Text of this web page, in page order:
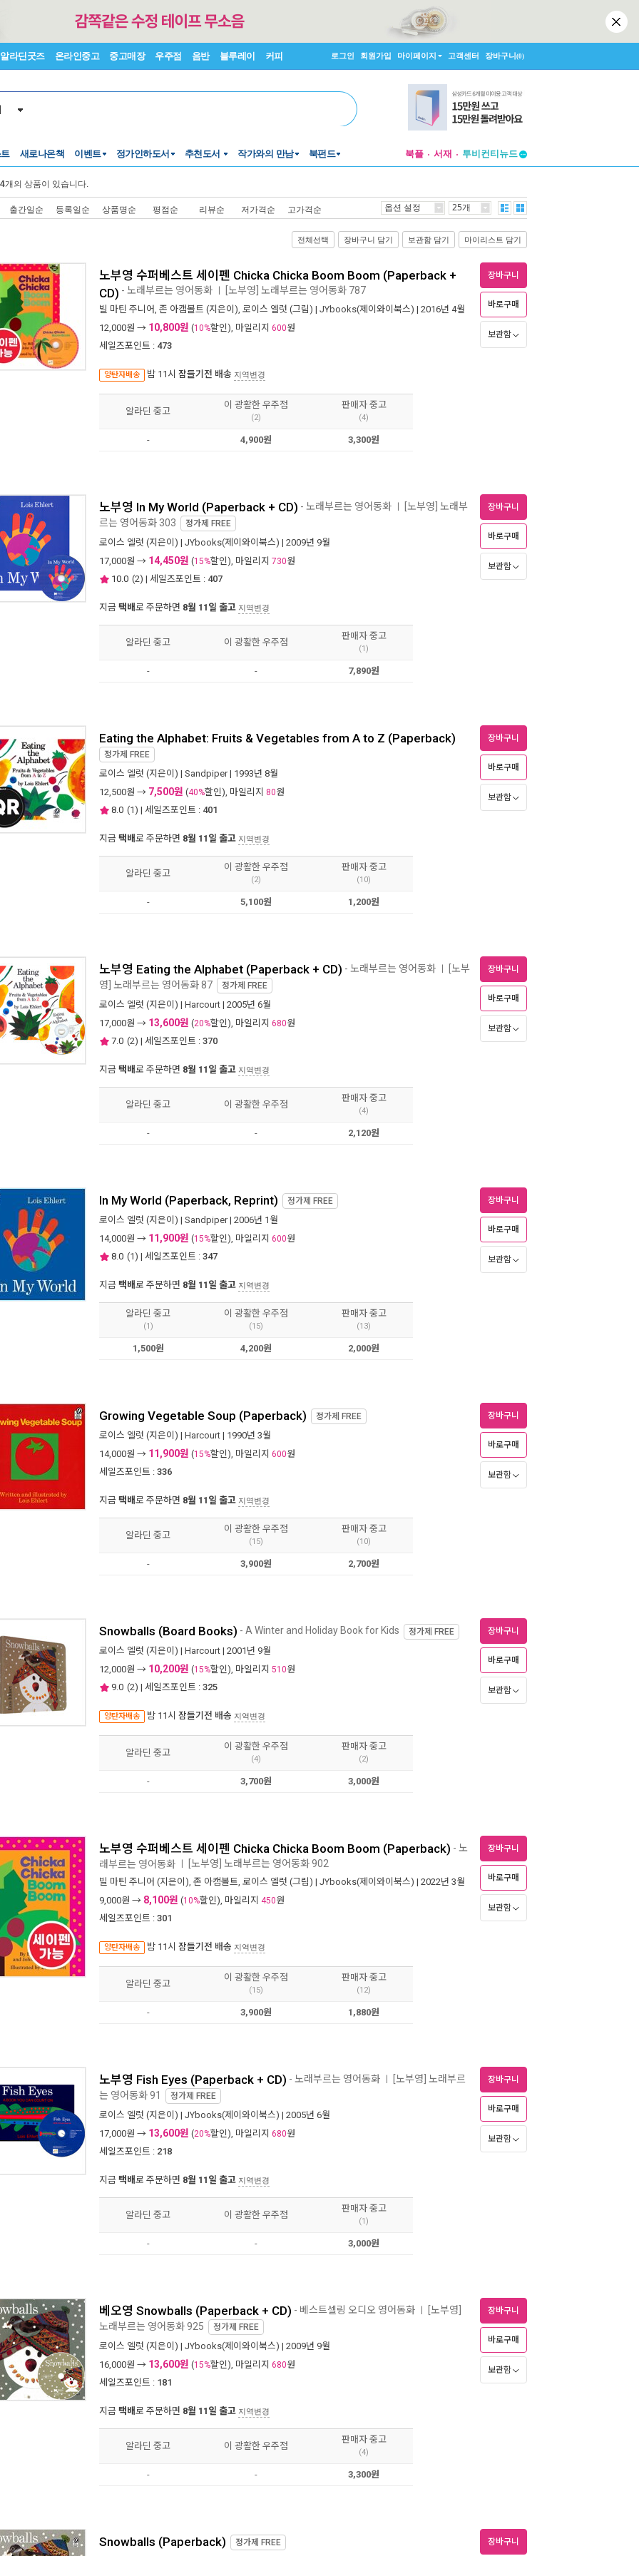
알라딘굿즈 온라인중고 중고매장 우주점 음반 블루레이 커피 로그인 회원가입 마이페이지 고객센터 장바구니(0)
새로나온책 이벤트 정가인하도서 추천도서 작가와의 만남 북펀드 북플 서재
투비컨티뉴드
개의 상품이 있습니다.
출간일순 등록일순 상품명순 평점순 리뷰순 저가격순 고가격순 옵션 설정 25개
전체선택 장바구니 담기 보관함 담기 마이리스트 담기
노부영 수퍼베스트 세이펜 Chicka Chicka Boom Boom (Paperback +
CD) - 노래부르는 영어동화 [노부영] 노래부르는 영어동화 787
빌 마틴 주니어 존 아캠볼트 (지은이), 로이스 엘럿 (그림) | JYbooks(제이와이북스) | 2016년 4월
12,000원 → 10,800원 (10%할인), 마일리지 600원
세일즈포인트 : 473
양탄자배송 밤 11시 잠들기전 배송 지역변경
장바구니
바로구매
보관함
알라딘 중고
이 광활한 우주점
(2)
판매자 중고
(4)
- 4,900원 3,300원
노부영 In My World (Paperback + CD) - 노래부르는 영어동화 [노부영] 노래부
르는 영어동화 303 정가제 FREE
로이스 엘럿 (지은이) | JYbooks(제이와이북스) | 2009년 9월
17,000원 → 14,450원 (15%할인), 마일리지 730원
10.0 (2) | 세일즈포인트 : 407
지금 택배로 주문하면 8월 11일 출고 지역변경
장바구니
바로구매
보관함
알라딘 중고 이 광활한 우주점
판매자 중고
(1)
- - 7,890원
Eating the Alphabet: Fruits & Vegetables from A to Z (Paperback)
정가제 FREE
로이스 엘럿 (지은이) | Sandpiper| 1993년 8월
12,500원 → 7,500원 (40%할인), 마일리지 80원
8.0 (1) | 세일즈포인트 : 401
지금 택배로 주문하면 8월 11일 출고 지역변경
장바구니
바로구매
보관함
알라딘 중고
이 광활한 우주점
(2)
판매자 중고
(10)
- 5,100원 1,200원
노부영 Eating the Alphabet (Paperback + CD) - 노래부르는 영어동화 [노부
영] 노래부르는 영어동화 87 정가제 FREE
로이스 엘럿 (지은이) | Harcourt | 2005년 6월
17,000원 → 13,600원 (20%할인), 마일리지 680원
7.0 (2) | 세일즈포인트 : 370
지금 택배로 주문하면 8월 11일 출고 지역변경
장바구니
바로구매
보관함
알라딘 중고 이 광활한 우주점
판매자 중고
(4)
- - 2,120원
In My World (Paperback, Reprint) 정가제 FREE
로이스 엘럿 (지은이) | Sandpiper| 2006년 1월
14,000원 → 11,900원 (15%할인), 마일리지 600원
8.0 (1) | 세일즈포인트 : 347
지금 택배로 주문하면 8월 11일 출고 지역변경
장바구니
바로구매
보관함
알라딘 중고
(1)
이 광활한 우주점
(15)
판매자 중고
(13)
1,500원 4,200원 2,000원
Growing Vegetable Soup (Paperback) 정가제 FREE
로이스 엘럿 (지은이) | Harcourt | 1990년 3월
14,000원 → 11,900원 (15%할인), 마일리지 600원
세일즈포인트 : 336
지금 택배로 주문하면 8월 11일 출고 지역변경
장바구니
바로구매
보관함
알라딘 중고
이 광활한 우주점
(15)
판매자 중고
(10)
- 3,900원 2,700원
Snowballs (Board Books) - A Winter and Holiday Book for Kids 정가제 FREE
로이스 엘럿 (지은이) | Harcourt | 2001년 9월
12,000원 → 10,200원 (15%할인), 마일리지 510원
9.0 (2) | 세일즈포인트 : 325
양탄자배송 밤 11시 잠들기전 배송 지역변경
장바구니
바로구매
보관함
알라딘 중고
이 광활한 우주점
(4)
판매자 중고
(2)
- 3,700원 3,000원
노부영 수퍼베스트 세이펜 Chicka Chicka Boom Boom (Paperback) - 노
래부르는 영어동화 [노부영] 노래부르는 영어동화 902
빌 마틴 주니어 (지은이), 존 아캠볼트, 로이스 엘럿 (그림) | JYbooks(제이와이북스) | 2022년 3월
9,000원 → 8,100원 (10%할인), 마일리지 450원
세일즈포인트 : 301
양탄자배송 밤 11시 잠들기전 배송 지역변경
장바구니
바로구매
보관함
알라딘 중고
이 광활한 우주점
(15)
판매자 중고
(12)
- 3,900원 1,880원
노부영 Fish Eyes (Paperback + CD) - 노래부르는 영어동화 [노부영] 노래부르
는 영어동화 91 정가제 FREE
로이스 엘럿 (지은이) | JYbooks(제이와이북스) | 2005년 6월
17,000원 → 13,600원 (20%할인), 마일리지 680원
세일즈포인트 : 218
지금 택배로 주문하면 8월 11일 출고 지역변경
장바구니
바로구매
보관함
알라딘 중고 이 광활한 우주점
판매자 중고
(1)
- - 3,000원
베오영 Snowballs (Paperback + CD) - 베스트셀링 오디오 영어동화 [노부영]
노래부르는 영어동화 925 정가제 FREE
로이스 엘럿 (지은이) | JYbooks(제이와이북스) | 2009년 9월
16,000원 → 13,600원 (15%할인), 마일리지 680원
세일즈포인트 : 181
지금 택배로 주문하면 8월 11일 출고 지역변경
장바구니
바로구매
보관함
알라딘 중고 이 광활한 우주점
판매자 중고
(4)
- - 3,300원
Snowballs (Paperback) 정가제 FREE 장바구니